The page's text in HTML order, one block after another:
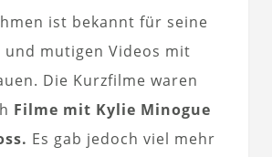
ist bekannt für seine
mutigen Videos mit
Die Kurzfilme waren
Filme mit Kylie Minogue
Es gab jedoch viel mehr